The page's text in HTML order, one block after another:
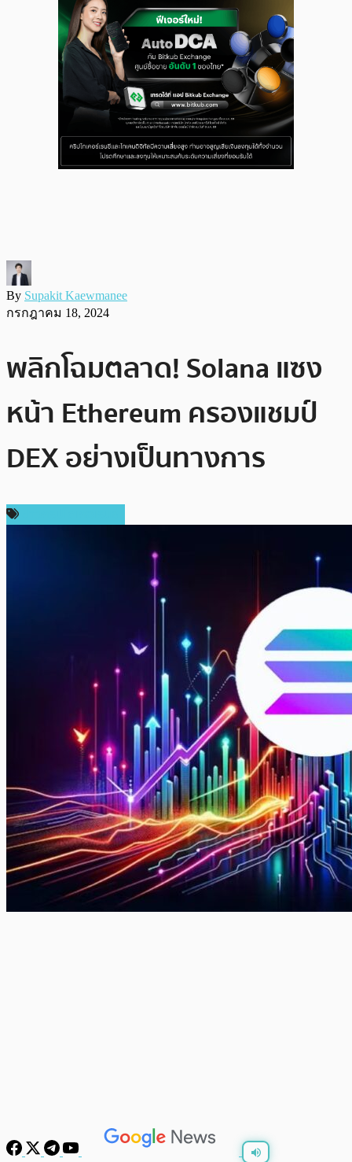
By Supakit Kaewmanee
กรกฎาคม 18, 2024
พลิกโฉมตลาด! Solana แซง
หน้า Ethereum ครองแชมป์
DEX อย่างเป็นทางการ